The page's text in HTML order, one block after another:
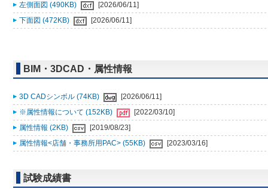
左側面図 (490KB)
[2026/06/11]
下面図 (472KB)
[2026/06/11]
BIM・3DCAD・属性情報
3D CADシンボル (74KB)
[2026/06/11]
※属性情報について (152KB)
[2022/03/10]
属性情報 (2KB)
[2019/08/23]
属性情報<店舗・事務所用PAC> (55KB)
[2023/03/16]
試験成績書